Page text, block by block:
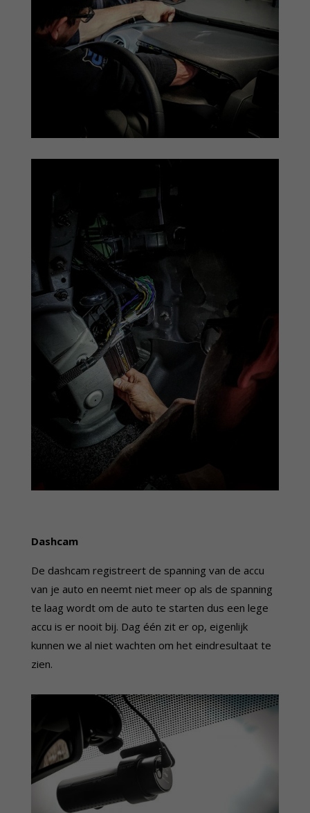
Dashcam
De dashcam registreert de spanning van de accu
van je auto en neemt niet meer op als de spanning
te laag wordt om de auto te starten dus een lege
accu is er nooit bij. Dag één zit er op, eigenlijk
kunnen we al niet wachten om het eindresultaat te
zien.